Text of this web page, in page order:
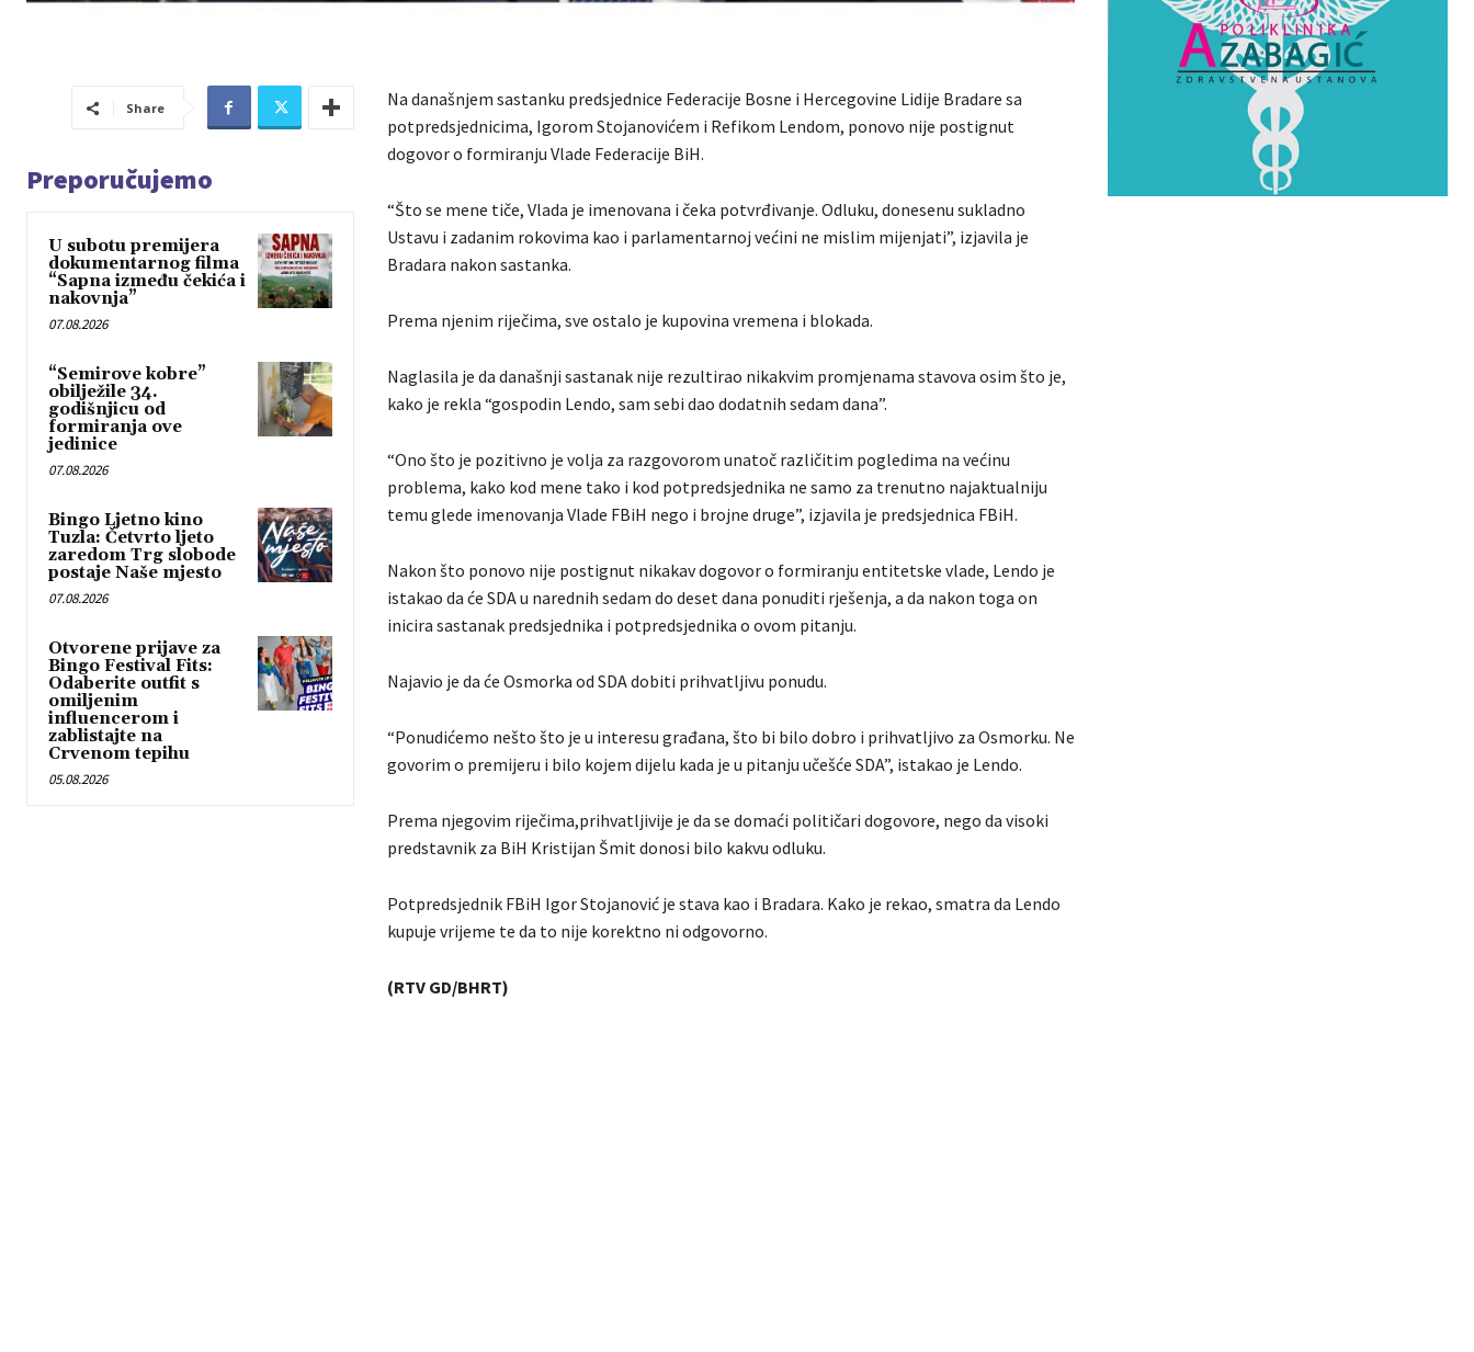
Share
Preporučujemo
U subotu premijera
dokumentarnog filma
“Sapna između čekića i
nakovnja”
07.08.2026
“Semirove kobre”
obilježile 34.
godišnjicu od
formiranja ove
jedinice
07.08.2026
Bingo Ljetno kino
Tuzla: Četvrto ljeto
zaredom Trg slobode
postaje Naše mjesto
07.08.2026
Otvorene prijave za
Bingo Festival Fits:
Odaberite outfit s
omiljenim
influencerom i
zablistajte na
Crvenom tepihu
05.08.2026
Na današnjem sastanku predsjednice Federacije Bosne i Hercegovine Lidije Bradare sa
potpredsjednicima, Igorom Stojanovićem i Refikom Lendom, ponovo nije postignut
dogovor o formiranju Vlade Federacije BiH.
“Što se mene tiče, Vlada je imenovana i čeka potvrđivanje. Odluku, donesenu sukladno
Ustavu i zadanim rokovima kao i parlamentarnoj većini ne mislim mijenjati”, izjavila je
Bradara nakon sastanka.
Prema njenim riječima, sve ostalo je kupovina vremena i blokada.
Naglasila je da današnji sastanak nije rezultirao nikakvim promjenama stavova osim što je,
kako je rekla “gospodin Lendo, sam sebi dao dodatnih sedam dana”.
“Ono što je pozitivno je volja za razgovorom unatoč različitim pogledima na većinu
problema, kako kod mene tako i kod potpredsjednika ne samo za trenutno najaktualniju
temu glede imenovanja Vlade FBiH nego i brojne druge”, izjavila je predsjednica FBiH.
Nakon što ponovo nije postignut nikakav dogovor o formiranju entitetske vlade, Lendo je
istakao da će SDA u narednih sedam do deset dana ponuditi rješenja, a da nakon toga on
inicira sastanak predsjednika i potpredsjednika o ovom pitanju.
Najavio je da će Osmorka od SDA dobiti prihvatljivu ponudu.
“Ponudićemo nešto što je u interesu građana, što bi bilo dobro i prihvatljivo za Osmorku. Ne
govorim o premijeru i bilo kojem dijelu kada je u pitanju učešće SDA”, istakao je Lendo.
Prema njegovim riječima,prihvatljivije je da se domaći političari dogovore, nego da visoki
predstavnik za BiH Kristijan Šmit donosi bilo kakvu odluku.
Potpredsjednik FBiH Igor Stojanović je stava kao i Bradara. Kako je rekao, smatra da Lendo
kupuje vrijeme te da to nije korektno ni odgovorno.
(RTV GD/BHRT)